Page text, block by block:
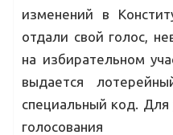
изменений в
отдали свой голос,
на избирательном
выдается
специальный код. Для
голосования